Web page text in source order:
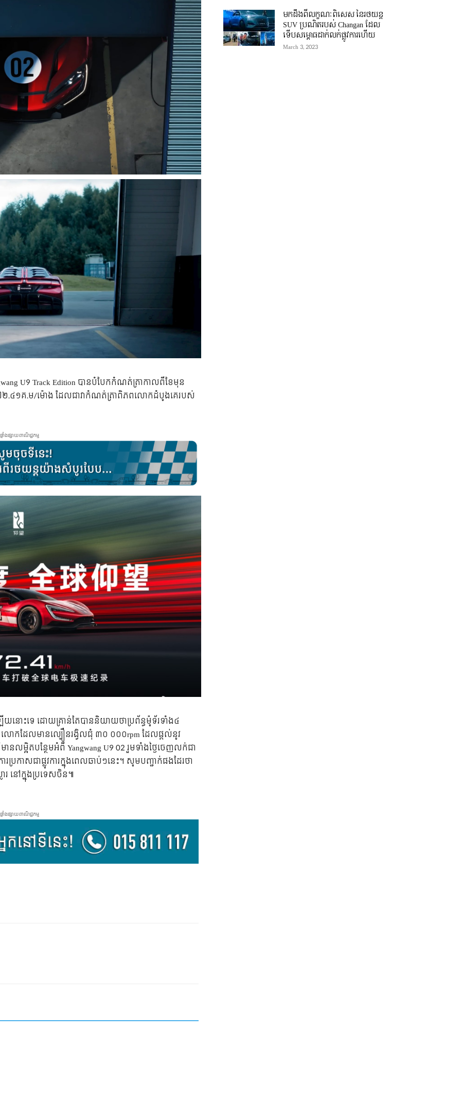
U9 Track Edition បានបំបែកកំណត់ត្រាកាលពីខែមុន
.៤១គ.ម/ម៉ោង ដែលជាវាកំណត់ត្រាពិភពលោកដំបូងគេរបស់
ផ្ទាំងផ្សាយពាណិជ្ជកម្ម
ោះទេ ដោយគ្រាន់តែបាននិយាយថាប្រព័ន្ធម៉ូទ័រទាំង៤
ពលោកដែលមានល្បឿនរង្វិលជុំ ៣០ ០០០rpm ដែលផ្តល់នូវ
លម្អិតបន្ថែមអំពី Yangwang U9 02 រួមទាំងថ្ងៃចេញលក់ជា
ប្រកាសជាផ្លូវការក្នុងពេលឆាប់ៗនេះ។ សូមបញ្ជាក់ផងដែរថា
ារ នៅក្នុងប្រទេសចិន៕
ផ្ទាំងផ្សាយពាណិជ្ជកម្ម
មកដឹងពីលក្ខណៈពិសេស នៃរថយន្ត
SUV ប្រណិតរបស់ Changan ដែល
ទើបសម្ភោធដាក់លក់ផ្លូវការហើយ
March 3, 2023